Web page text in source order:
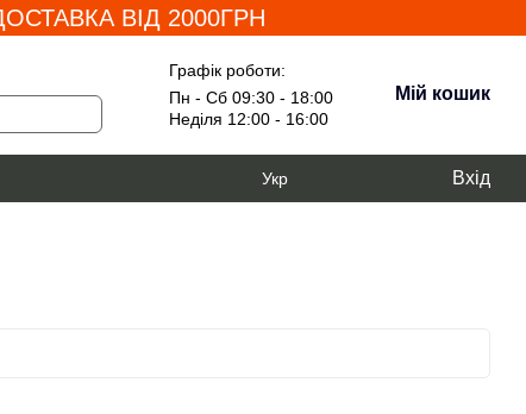
ВІД 2000ГРН
Графік роботи:
Пн - Сб 09:30 - 18:00
Неділя 12:00 - 16:00
Мій кошик
Укр Вхід